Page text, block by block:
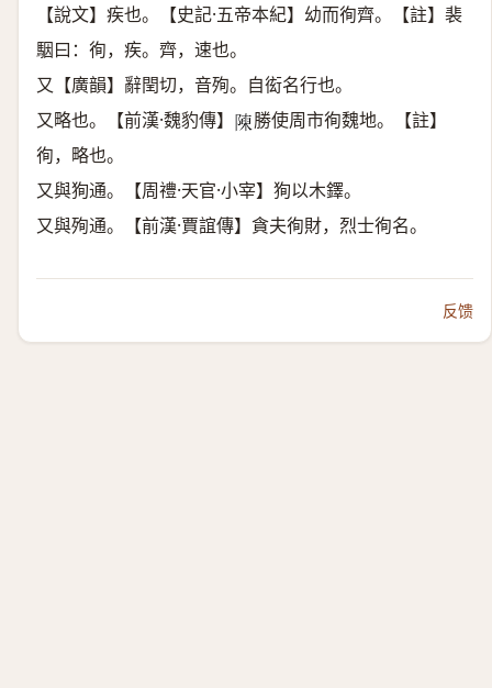
【說文】疾也。【史記·五帝本紀】幼而徇齊。【註】裴
駰曰：徇，疾。齊，速也。
又【廣韻】辭閏切，音殉。自衒名行也。
又略也。【前漢·魏豹傳】 𨻰 勝使周市徇魏地。【註】
徇，略也。
又與狥通。【周禮·天官·小宰】狥以木鐸。
又與殉通。【前漢·賈誼傳】貪夫徇財，烈士徇名。
反馈